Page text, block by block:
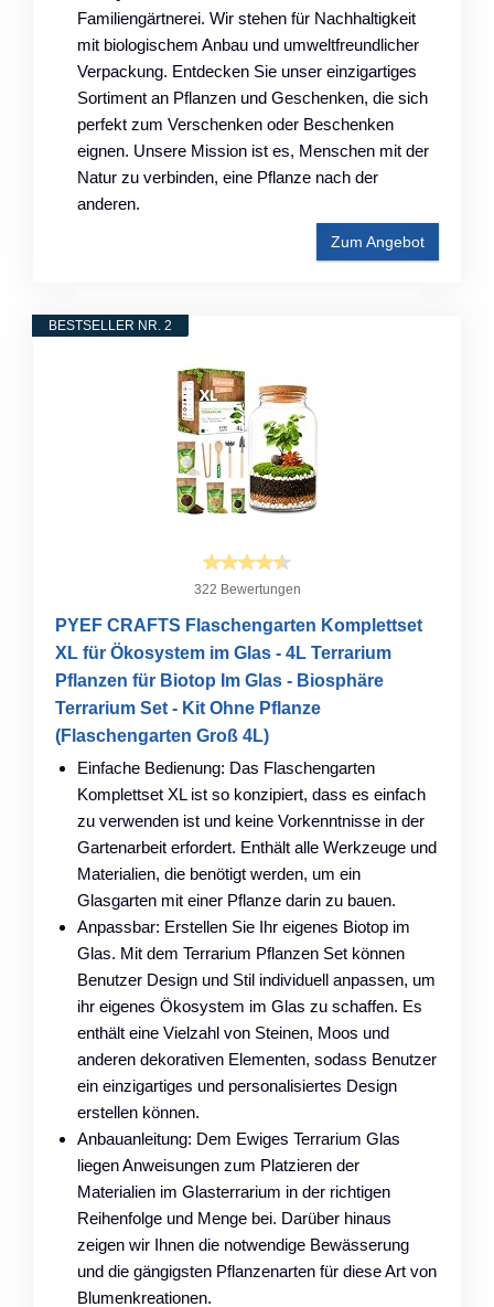
Familiengärtnerei. Wir stehen für Nachhaltigkeit
mit biologischem Anbau und umweltfreundlicher
Verpackung. Entdecken Sie unser einzigartiges
Sortiment an Pflanzen und Geschenken, die sich
perfekt zum Verschenken oder Beschenken
eignen. Unsere Mission ist es, Menschen mit der
Natur zu verbinden, eine Pflanze nach der
anderen.
Zum Angebot
BESTSELLER NR. 2
322 Bewertungen
PYEF CRAFTS Flaschengarten Komplettset
XL für Ökosystem im Glas - 4L Terrarium
Pflanzen für Biotop Im Glas - Biosphäre
Terrarium Set - Kit Ohne Pflanze
(Flaschengarten Groß 4L)
Einfache Bedienung: Das Flaschengarten
Komplettset XL ist so konzipiert, dass es einfach
zu verwenden ist und keine Vorkenntnisse in der
Gartenarbeit erfordert. Enthält alle Werkzeuge und
Materialien, die benötigt werden, um ein
Glasgarten mit einer Pflanze darin zu bauen.
Anpassbar: Erstellen Sie Ihr eigenes Biotop im
Glas. Mit dem Terrarium Pflanzen Set können
Benutzer Design und Stil individuell anpassen, um
ihr eigenes Ökosystem im Glas zu schaffen. Es
enthält eine Vielzahl von Steinen, Moos und
anderen dekorativen Elementen, sodass Benutzer
ein einzigartiges und personalisiertes Design
erstellen können.
Anbauanleitung: Dem Ewiges Terrarium Glas
liegen Anweisungen zum Platzieren der
Materialien im Glasterrarium in der richtigen
Reihenfolge und Menge bei. Darüber hinaus
zeigen wir Ihnen die notwendige Bewässerung
und die gängigsten Pflanzenarten für diese Art von
Blumenkreationen.